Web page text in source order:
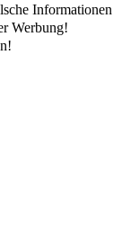
Informationen
Werbung!